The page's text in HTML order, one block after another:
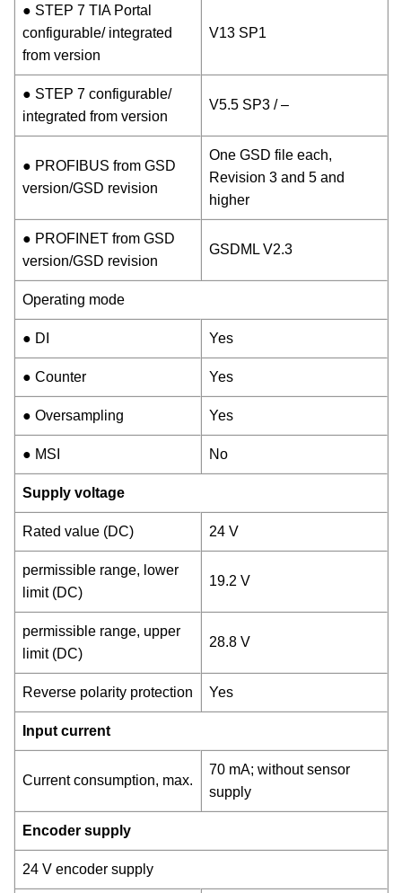
● STEP 7 TIA Portal
configurable/ integrated
from version
V13 SP1
● STEP 7 configurable/
integrated from version
V5.5 SP3 / –
● PROFIBUS from GSD
version/GSD revision
One GSD file each,
Revision 3 and 5 and
higher
● PROFINET from GSD
version/GSD revision
GSDML V2.3
Operating mode
● DI Yes
● Counter Yes
● Oversampling Yes
● MSI No
Supply voltage
Rated value (DC) 24 V
permissible range, lower
limit (DC)
19.2 V
permissible range, upper
limit (DC)
28.8 V
Reverse polarity protection Yes
Input current
Current consumption, max.
70 mA; without sensor
supply
Encoder supply
24 V encoder supply